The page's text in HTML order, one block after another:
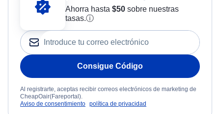
Ahorra hasta $50sobre nuestras
tasas.ⓘ
Consigue Código
Al registrarte, aceptas recibir correos electrónicos de marketing de
CheapOair(Fareportal).
Aviso de consentimiento política de privacidad